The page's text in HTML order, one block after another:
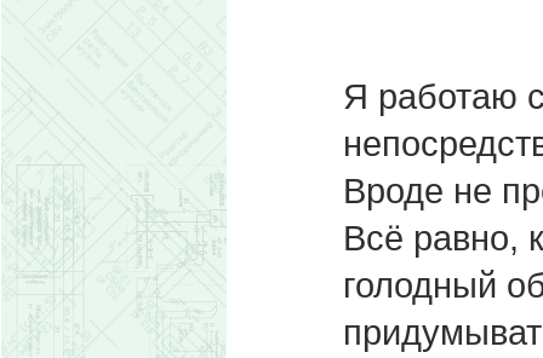
Я работаю
Вроде не
Всё равно,
голодный